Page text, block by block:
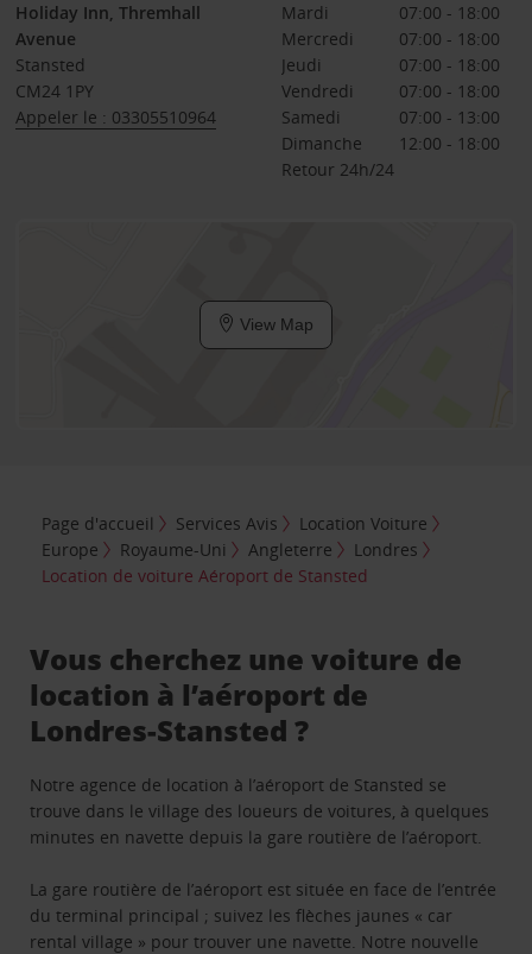
Holiday Inn, Thremhall
Avenue
Stansted
CM24 1PY
Appeler le : 03305510964
Mardi
07:00 - 18:00
Mercredi
07:00 - 18:00
Jeudi
07:00 - 18:00
Vendredi
07:00 - 18:00
Samedi
07:00 - 13:00
Dimanche
12:00 - 18:00
Retour 24h/24
View Map
Page d'accueil Services Avis
Location Voiture
Europe
Royaume-Uni Angleterre
Londres
Location de voiture Aéroport de Stansted
Vous cherchez une voiture de
location à l’aéroport de
Londres-Stansted ?
Notre agence de location à l’aéroport de Stansted se
trouve dans le village des loueurs de voitures, à quelques
minutes en navette depuis la gare routière de l’aéroport.
La gare routière de l’aéroport est située en face de l’entrée
du terminal principal ; suivez les flèches jaunes « car
rental village » pour trouver une navette. Notre nouvelle